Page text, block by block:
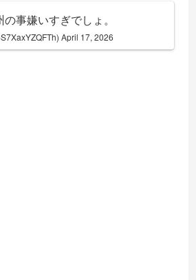
事嫌いすぎでしょ。
April 17, 2026